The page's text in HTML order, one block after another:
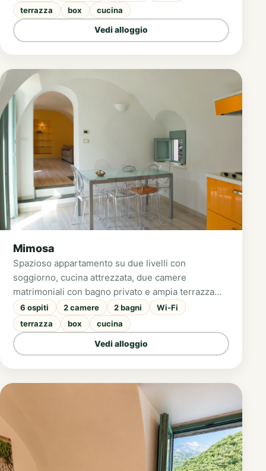
attrezzata e accesso diretto all’area piscina
attraverso una suggestiva terrazza fiorita.
terrazza
box cucina
Vedi alloggio
Mimosa
Spazioso appartamento su due livelli con
soggiorno, cucina attrezzata, due camere
matrimoniali con bagno privato e ampia terrazza
panoramica accessibile da entrambi i piani. Dotato
di aria condizionata e riscaldamento, si trova a
pochi passi dalla piazzetta centrale del borgo.
6 ospiti 2 camere 2 bagni
Wi-Fi
terrazza
box cucina
Vedi alloggio